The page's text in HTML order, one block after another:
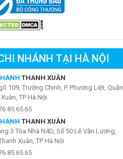
NHÁNH TẠI HÀ NỘI
THANH XUÂN
109, Trường Chinh, P. Phương Liệt, Quận
TP Hà Nội
THANH XUÂN
3 Tòa Nhà N4D, Số 50 Lê Văn Lương,
Xuân, TP Hà Nội